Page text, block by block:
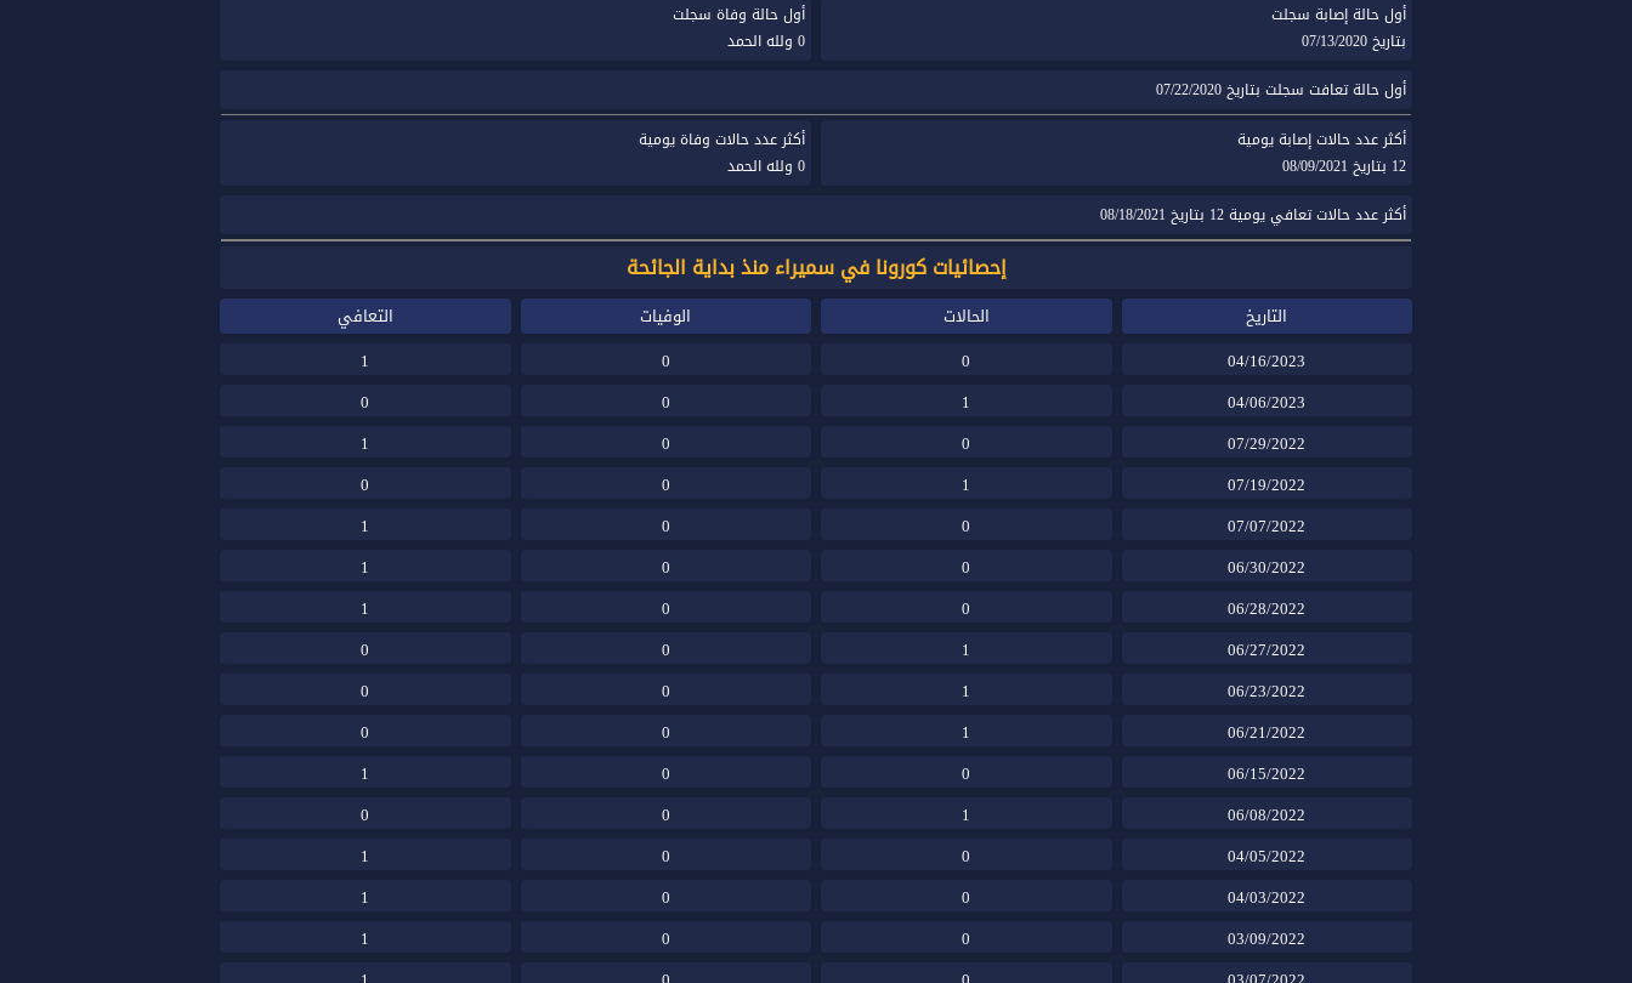
أول حالة إصابة سجلت
بتاريخ 07/13/2020
أول حالة وفاة سجلت
0 ولله الحمد
أول حالة تعافت سجلت بتاريخ 07/22/2020
أكثر عدد حالات إصابة يومية
12 بتاريخ 08/09/2021
أكثر عدد حالات وفاة يومية
0 ولله الحمد
أكثر عدد حالات تعافي يومية 12 بتاريخ 08/18/2021
إحصائيات كورونا في سميراء منذ بداية الجائحة
التاريخ الحالات الوفيات
التعافي
04/16/2023
0
0
1
04/06/2023
1
0
0
07/29/2022
0
0
1
07/19/2022
1
0
0
07/07/2022
0
0
1
06/30/2022
0
0
1
06/28/2022
0
0
1
06/27/2022
1
0
0
06/23/2022
1
0
0
06/21/2022
1
0
0
06/15/2022
0
0
1
06/08/2022
1
0
0
04/05/2022
0
0
1
04/03/2022
0
0
1
03/09/2022
0
0
1